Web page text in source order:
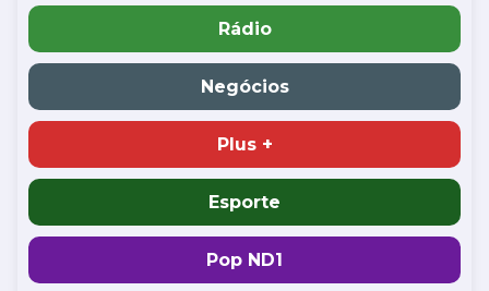
Rádio
Negócios
Plus +
Esporte
Pop ND1